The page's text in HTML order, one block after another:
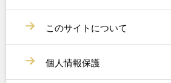
このサイトについて
個人情報保護